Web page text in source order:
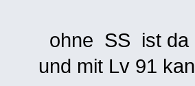
ohne SS ist da
und mit Lv 91